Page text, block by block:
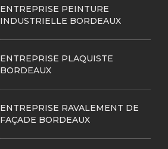
ENTREPRISE PEINTURE
INDUSTRIELLE BORDEAUX
ENTREPRISE PLAQUISTE
BORDEAUX
ENTREPRISE RAVALEMENT DE
FAÇADE BORDEAUX